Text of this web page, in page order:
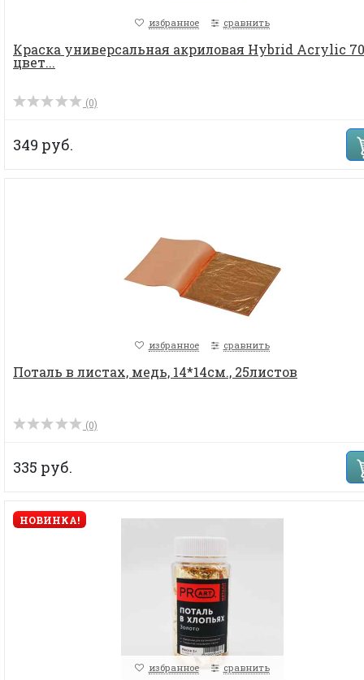
избранное сравнить
Краска универсальная акриловая Hybrid Acrylic
цвет...
(0)
349 руб.
избранное сравнить
Поталь в листах, медь, 14*14см., 25листов
(0)
335 руб.
НОВИНКА!
избранное сравнить